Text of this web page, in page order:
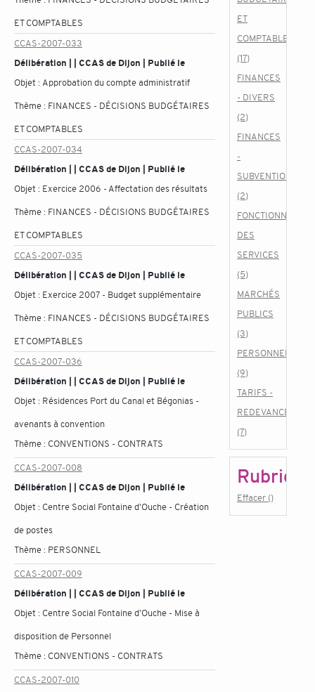
ET COMPTABLES
CCAS-2007-033
Délibération | | CCAS de Dijon | Publié le
Objet : Approbation du compte administratif
Thème : FINANCES - DÉCISIONS BUDGÉTAIRES
ET COMPTABLES
CCAS-2007-034
Délibération | | CCAS de Dijon | Publié le
Objet : Exercice 2006 - Affectation des résultats
Thème : FINANCES - DÉCISIONS BUDGÉTAIRES
ET COMPTABLES
CCAS-2007-035
Délibération | | CCAS de Dijon | Publié le
Objet : Exercice 2007 - Budget supplémentaire
Thème : FINANCES - DÉCISIONS BUDGÉTAIRES
ET COMPTABLES
CCAS-2007-036
Délibération | | CCAS de Dijon | Publié le
Objet : Résidences Port du Canal et Bégonias -
avenants à convention
Thème : CONVENTIONS - CONTRATS
CCAS-2007-008
Délibération | | CCAS de Dijon | Publié le
Objet : Centre Social Fontaine d'Ouche - Création
de postes
Thème : PERSONNEL
CCAS-2007-009
Délibération | | CCAS de Dijon | Publié le
Objet : Centre Social Fontaine d'Ouche - Mise à
disposition de Personnel
Thème : CONVENTIONS - CONTRATS
CCAS-2007-010
ET
COMPTABLES
(17)
FINANCES
- DIVERS
(2)
FINANCES
-
SUBVENTIONS
(2)
DES
SERVICES
(5)
MARCHÉS
PUBLICS
(3)
PERSONNEL
(9)
TARIFS -
REDEVANCES
(7)
Rubrique
Effacer ()